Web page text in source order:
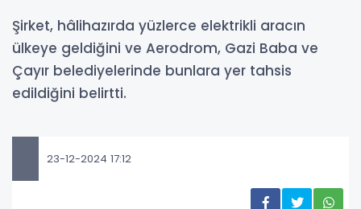
Şirket, hâlihazırda yüzlerce elektrikli aracın
ülkeye geldiğini ve Aerodrom, Gazi Baba ve
Çayır belediyelerinde bunlara yer tahsis
edildiğini belirtti.
23-12-2024 17:12